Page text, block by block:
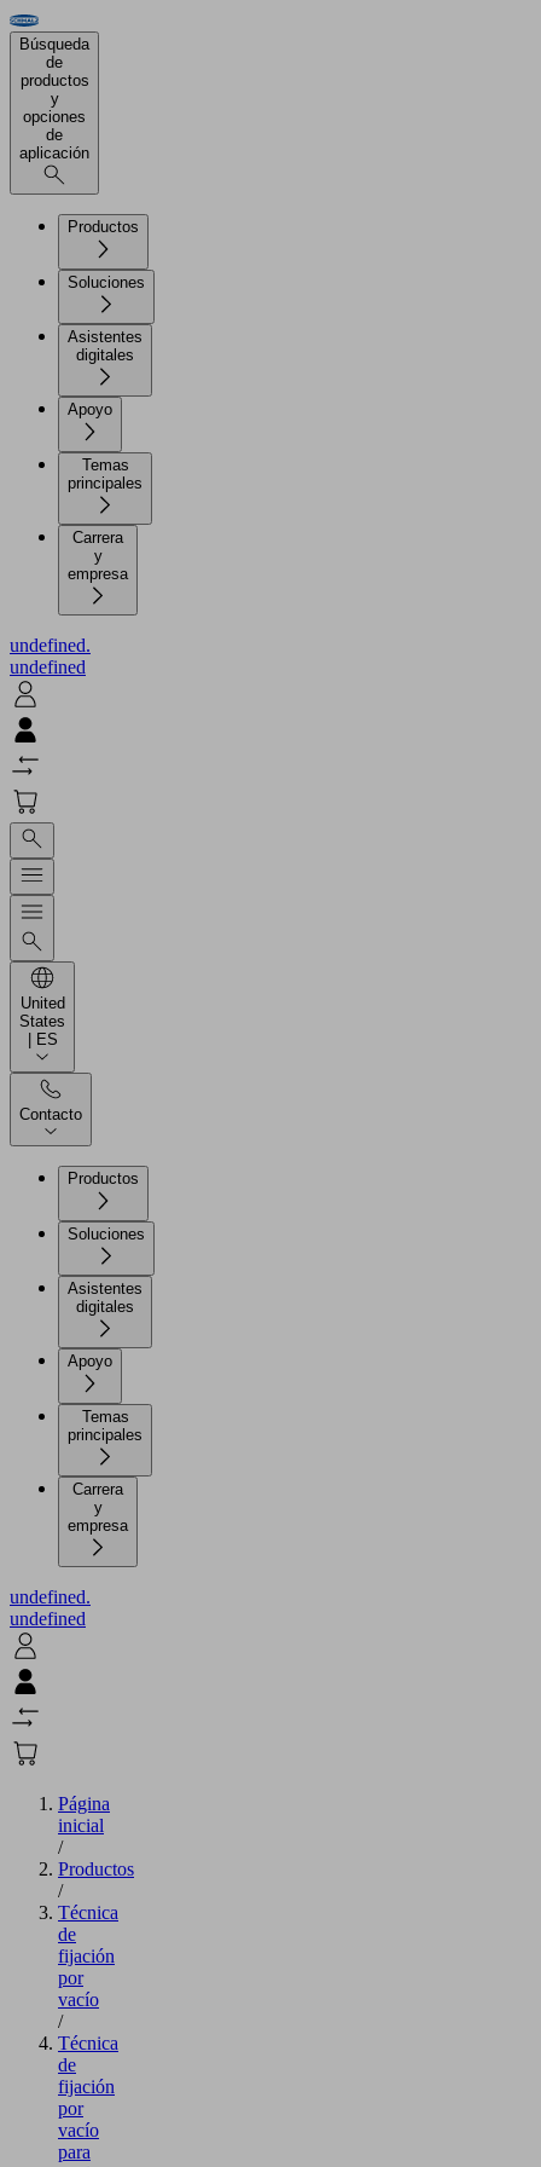
Búsqueda
de
productos
y
opciones
de
aplicación
Productos
Soluciones
Asistentes
Apoyo
Temas
principales
Carrera
y
empresa
undefined.
undefined
United
States
| ES
Contacto
Productos
Soluciones
Asistentes
Apoyo
Temas
principales
Carrera
y
empresa
undefined.
undefined
Página
inicial
/
Productos
/
Técnica
de
fijación
por
vacío
/
Técnica
de
fijación
por
vacío
para